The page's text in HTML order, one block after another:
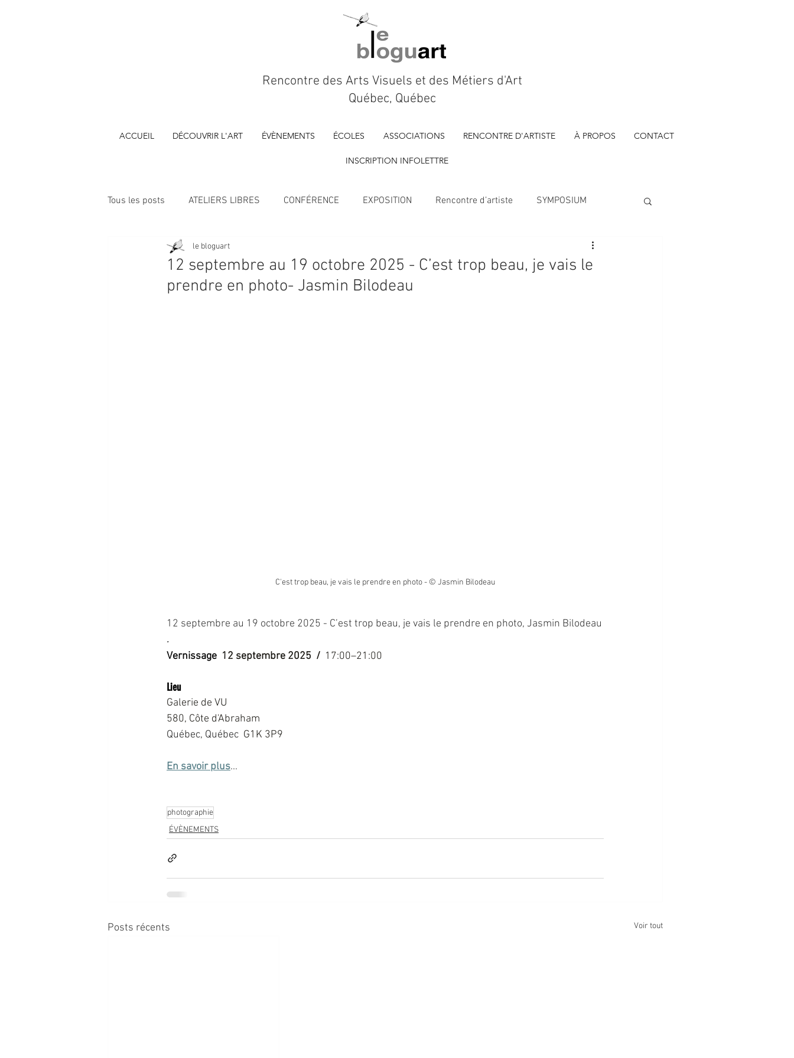
Rencontre des Arts Visuels et des Métiers d'Art
Québec, Québec
ACCUEIL DÉCOUVRIR L'ART ÉVÈNEMENTS ÉCOLES ASSOCIATIONS RENCONTRE D'ARTISTE À PROPOS CONTACT
INSCRIPTION INFOLETTRE
Tous les posts ATELIERS LIBRES CONFÉRENCE EXPOSITION Rencontre d’artiste SYMPOSIUM
ÉVÈNEMENTS FORMATIONS
PROGRAMMATION 2026
12 septembre au 19 octobre 2025 - C’est trop beau, je vais le
prendre en photo- Jasmin Bilodeau
le bloguart
C'est trop beau, je vais le prendre en photo - © Jasmin Bilodeau
12 septembre au 19 octobre 2025 - C’est trop beau, je vais le prendre en photo, Jasmin Bilodeau
.
Vernissage 12 septembre 2025  / 17:00–21:00
Lieu
Galerie de VU
580, Côte d'Abraham
Québec, Québec G1K 3P9
En savoir plus...
photographie
ÉVÈNEMENTS
Posts récents Voir tout